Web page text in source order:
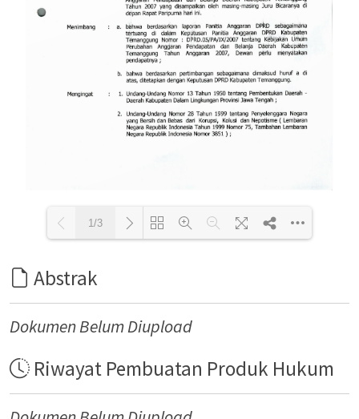
1/3
Abstrak
Dokumen Belum Diupload
Riwayat Pembuatan Produk Hukum